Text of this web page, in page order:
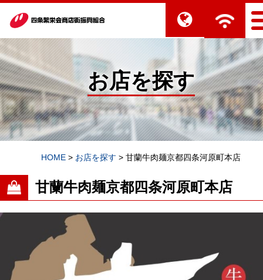
お店を探す
HOME > お店を探す > 甘蘭牛肉麺京都四条河原町本店
甘蘭牛肉麺京都四条河原町本店